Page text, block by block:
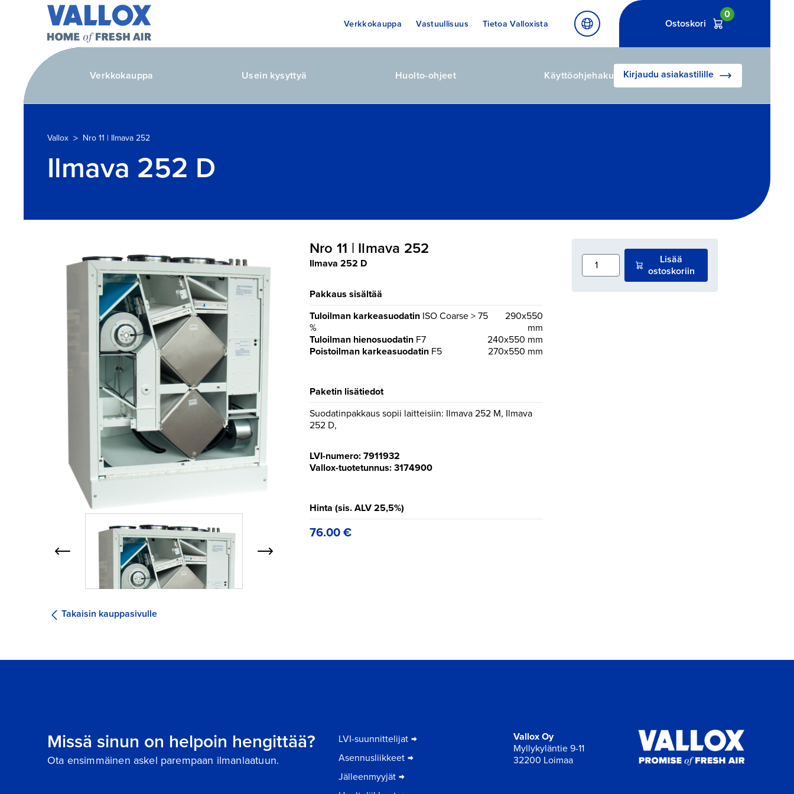
Verkkokauppa Vastuullisuus Tietoa Valloxista Ostoskori
0
Verkkokauppa Usein kysyttyä Huolto-ohjeet Käyttöohjehaku Kirjaudu asiakastilille
Vallox > Nro 11 | Ilmava 252
Ilmava 252 D
Takaisin kauppasivulle
Nro 11 | Ilmava 252
Ilmava 252 D
Pakkaus sisältää
Tuloilman karkeasuodatin ISO Coarse > 75
%
290x550
mm
Tuloilman hienosuodatin F7
240x550 mm
Poistoilman karkeasuodatin F5 270x550 mm
Paketin lisätiedot
Suodatinpakkaus sopii laitteisiin: Ilmava 252 M, Ilmava
252 D,
LVI-numero: 7911932
Vallox-tuotetunnus: 3174900
Hinta (sis. ALV 25,5%)
76.00€
Lisää
ostoskoriin
Missä sinun on helpoin hengittää?
Ota ensimmäinen askel parempaan ilmanlaatuun.
LVI-suunnittelijat
Asennusliikkeet
Jälleenmyyjät
Vallox Oy
Myllykyläntie 9-11
32200 Loimaa